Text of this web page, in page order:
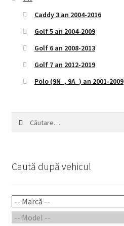
Caddy 3 an 2004-2016
Golf 5 an 2004-2009
Golf 6 an 2008-2013
Golf 7 an 2012-2019
Polo (9N_, 9A_) an 2001-2009
Caută după vehicul